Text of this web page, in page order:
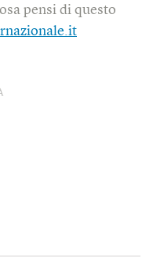
pensi di questo